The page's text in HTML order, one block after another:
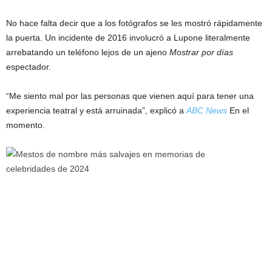
No hace falta decir que a los fotógrafos se les mostró rápidamente
la puerta. Un incidente de 2016 involucró a Lupone literalmente
arrebatando un teléfono lejos de un ajeno Mostrar por días
espectador.
“Me siento mal por las personas que vienen aquí para tener una
experiencia teatral y está arruinada”, explicó aABC News En el
momento.